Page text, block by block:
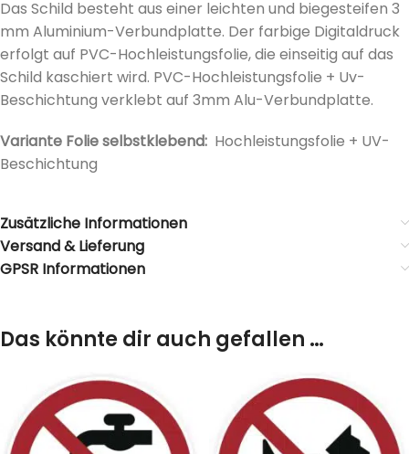
Das Schild besteht aus einer leichten und biegesteifen 3
mm Aluminium-Verbundplatte. Der farbige Digitaldruck
erfolgt auf PVC-Hochleistungsfolie, die einseitig auf das
Schild kaschiert wird. PVC-Hochleistungsfolie + Uv-
Beschichtung verklebt auf 3mm Alu-Verbundplatte.
Variante Folie selbstklebend: Hochleistungsfolie + UV-
Beschichtung
Zusätzliche Informationen
Versand & Lieferung
GPSR Informationen
Das könnte dir auch gefallen …